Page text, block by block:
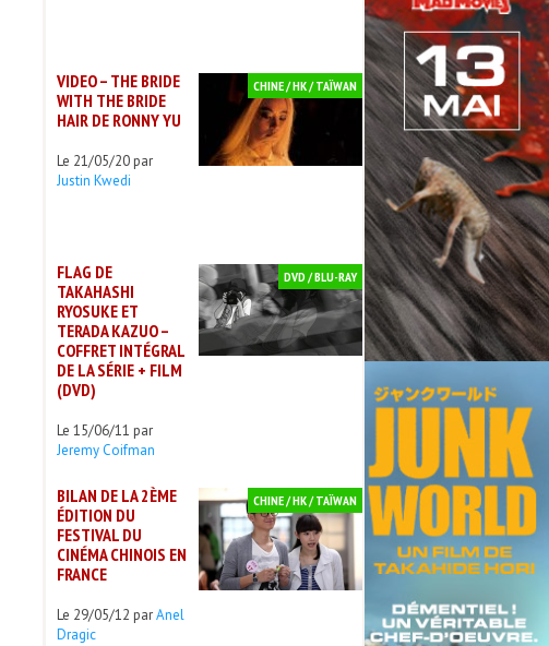
VIDEO – THE BRIDE
WITH THE BRIDE
HAIR DE RONNY YU
Le 21/05/20 par
Justin Kwedi
CHINE / HK / TAÏWAN
FLAG DE
TAKAHASHI
RYOSUKE ET
TERADA KAZUO –
COFFRET INTÉGRAL
DE LA SÉRIE + FILM
(DVD)
Le 15/06/11 par
Jeremy Coifman
DVD / BLU-RAY
BILAN DE LA 2ÈME
ÉDITION DU
FESTIVAL DU
CINÉMA CHINOIS EN
FRANCE
Le 29/05/12 parAnel
Dragic
CHINE / HK / TAÏWAN